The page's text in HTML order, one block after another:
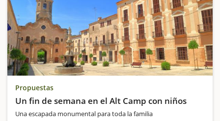
Propuestas
Un fin de semana en el Alt Camp con niños
Una escapada monumental para toda la familia